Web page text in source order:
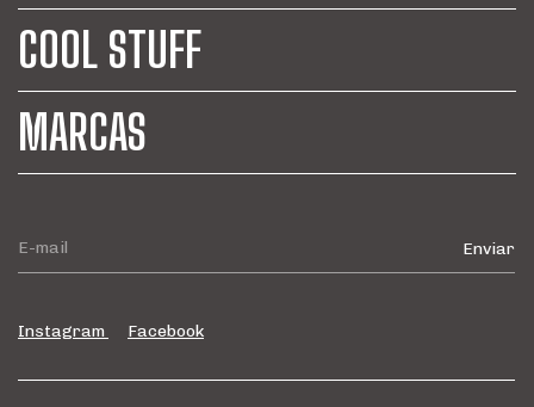
COOL STUFF
MARCAS
Instagram Facebook